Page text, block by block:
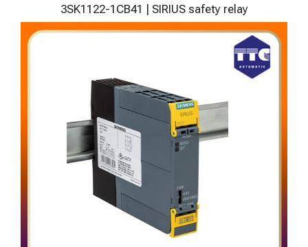
3SK1122-1CB41 | SIRIUS safety relay